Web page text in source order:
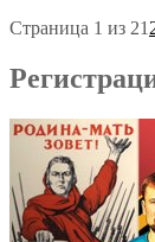
Страница 1 из 21